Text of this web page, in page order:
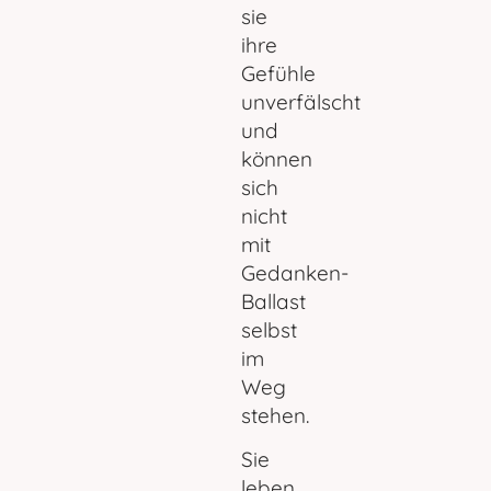
sie
ihre
Gefühle
unverfälscht
und
können
sich
nicht
mit
Gedanken-
Ballast
selbst
im
Weg
stehen.
Sie